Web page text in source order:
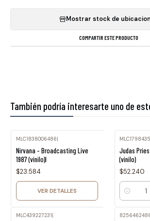
Mostrar stock de
COMPARTIR ESTE PRODUCTO
También podría interesarte uno de
MLC1838006486|
Nirvana - Broadcasting Live
1987 (vinilo)l
$23.584
VER DETALLES
Judas
(vinilo)
$52.240
Cantidad
MLC439227231